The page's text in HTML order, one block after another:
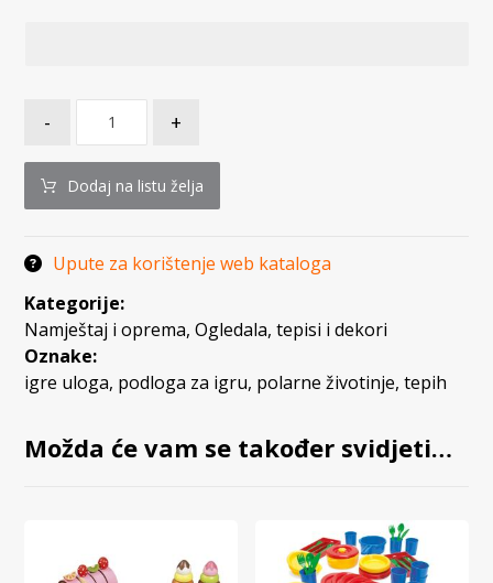
- +
Dodaj na listu želja
Upute za korištenje web kataloga
Kategorije:
Namještaj i oprema,Ogledala, tepisi i dekori
Oznake:
igre uloga, podloga za igru, polarne životinje,tepih
Možda će vam se također svidjeti…